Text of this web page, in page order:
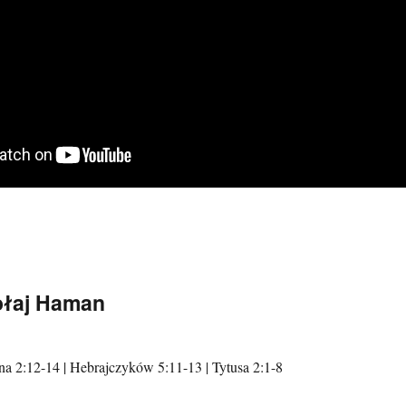
Haman
2:12-14 | Hebrajczyków 5:11-13 | Tytusa 2:1-8